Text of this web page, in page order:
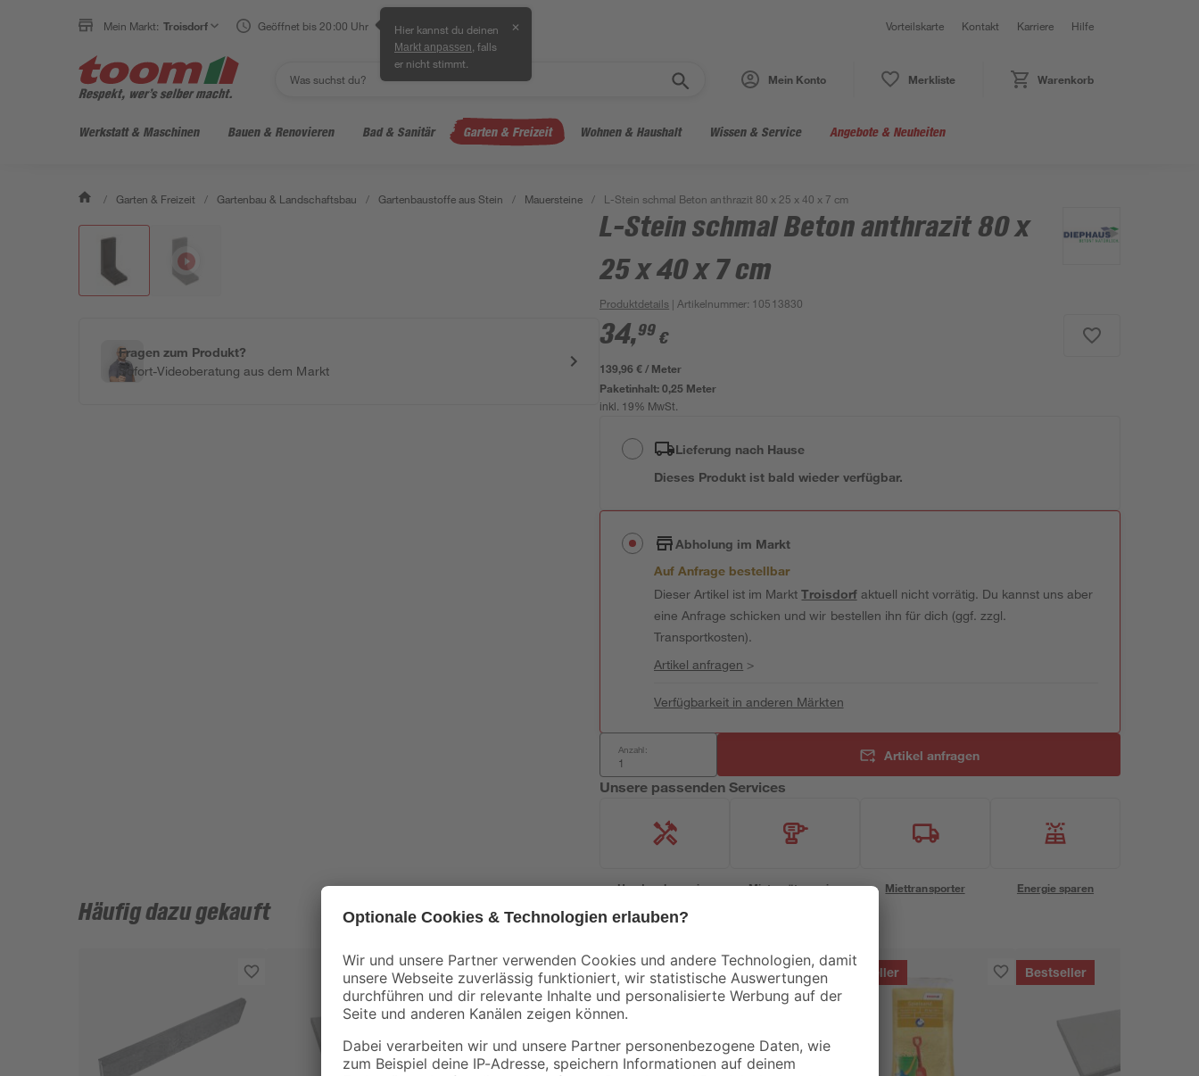
Mein Markt: Troisdorf Geöffnet bis 20:00 Uhr Hier kannst du deinen
Markt anpassen , falls
er nicht stimmt.
✕ Vorteilskarte Kontakt Karriere Hilfe
Mein Konto Merkliste Warenkorb
Werkstatt & Maschinen Bauen & Renovieren Bad & Sanitär Garten & Freizeit Wohnen & Haushalt Wissen & Service Angebote & Neuheiten
/ Garten & Freizeit / Gartenbau & Landschaftsbau / Gartenbaustoffe aus Stein / Mauersteine / L-Stein schmal Beton anthrazit 80 x 25 x 40 x 7 cm
Fragen zum Produkt?
Sofort-Videoberatung aus dem Markt
L-Stein schmal Beton anthrazit 80 x
25 x 40 x 7 cm
Produktdetails | Artikelnummer: 10513830
34,99 €
139,96 € / Meter
Paketinhalt:0,25 Meter
inkl. 19% MwSt.
Lieferung nach Hause
Dieses Produkt ist bald wieder verfügbar.
Abholung im Markt
Auf Anfrage bestellbar
Dieser Artikel ist im MarktTroisdorfaktuell nicht vorrätig. Du kannst uns aber
eine Anfrage schicken und wir bestellen ihn für dich (ggf. zzgl.
Transportkosten).
Artikel anfragen >
Verfügbarkeit in anderen Märkten
Anzahl: Artikel anfragen
Unsere passenden Services
Handwerksservice Mietgeräteservice Miettransporter Energie sparen
Häufig dazu gekauft
Bestseller Bestseller Bestseller Bestseller